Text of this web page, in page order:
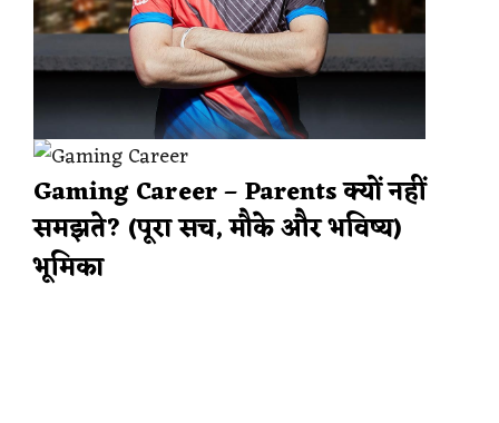
Gaming Career – Parents क्यों नहीं
समझते? (पूरा सच, मौके और भविष्य)
भूमिका